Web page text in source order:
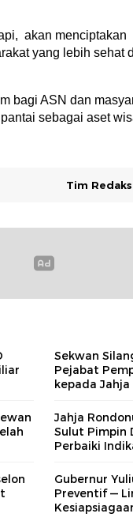
akan menciptakan
yang lebih sehat
bagi ASN dan
sebagai aset
Tim
Sekwan
Pejabat
kepada
Jahja
Sulut Pimpin
Perbaiki
Gubernur
Preventif —